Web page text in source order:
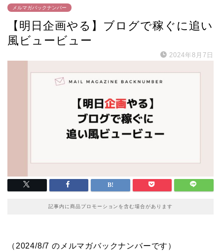
メルマガバックナンバー
【明日企画やる】ブログで稼ぐに追い
風ビュービュー
2024年8月7日
記事内に商品プロモーションを含む場合があります
（2024/8/7 のメルマガバックナンバーです）